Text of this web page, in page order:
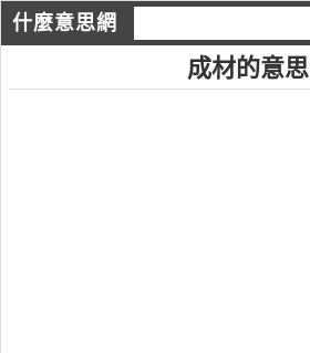
什麼意思網
成材的意思